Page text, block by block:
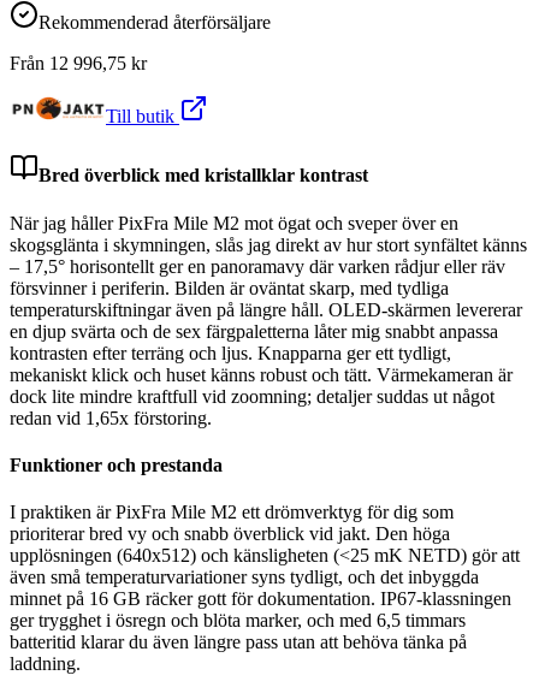
Rekommenderad återförsäljare
Från 12 996,75 kr
Till butik
Bred överblick med kristallklar kontrast
När jag håller PixFra Mile M2 mot ögat och sveper över en
skogsglänta i skymningen, slås jag direkt av hur stort synfältet känns
– 17,5° horisontellt ger en panoramavy där varken rådjur eller räv
försvinner i periferin. Bilden är oväntat skarp, med tydliga
temperaturskiftningar även på längre håll. OLED-skärmen levererar
en djup svärta och de sex färgpaletterna låter mig snabbt anpassa
kontrasten efter terräng och ljus. Knapparna ger ett tydligt,
mekaniskt klick och huset känns robust och tätt. Värmekameran är
dock lite mindre kraftfull vid zoomning; detaljer suddas ut något
redan vid 1,65x förstoring.
Funktioner och prestanda
I praktiken är PixFra Mile M2 ett drömverktyg för dig som
prioriterar bred vy och snabb överblick vid jakt. Den höga
upplösningen (640x512) och känsligheten (<25 mK NETD) gör att
även små temperaturvariationer syns tydligt, och det inbyggda
minnet på 16 GB räcker gott för dokumentation. IP67-klassningen
ger trygghet i ösregn och blöta marker, och med 6,5 timmars
batteritid klarar du även längre pass utan att behöva tänka på
laddning.